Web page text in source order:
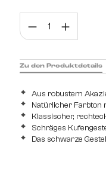
Aus robustem
Natürlicher Farbton
Klassischer,
Schräges
Das schwarze
Zu den Produktdetails